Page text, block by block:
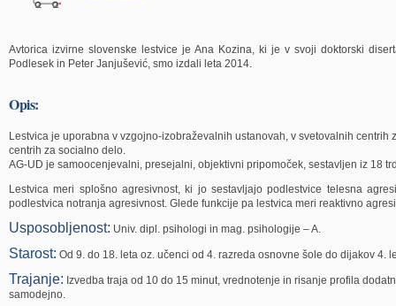
Avtorica izvirne slovenske lestvice je Ana Kozina, ki je v svoji doktorski
Podlesek in Peter Janjušević, smo izdali leta 2014.
Opis:
Lestvica je uporabna v vzgojno-izobraževalnih ustanovah, v svetovalnih
centrih za socialno delo.
AG-UD je samoocenjevalni, presejalni, objektivni pripomoček, sestavljen iz 18
Lestvica meri splošno agresivnost, ki jo sestavljajo podlestvice telesna
podlestvica notranja agresivnost. Glede funkcije pa lestvica meri reaktivno
Usposobljenost: Univ. dipl. psihologi in mag. psihologije – A.
Starost: Od 9. do 18. leta oz. učenci od 4. razreda osnovne šole do dijakov 4.
Trajanje: Izvedba traja od 10 do 15 minut, vrednotenje in risanje profila
samodejno.